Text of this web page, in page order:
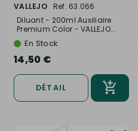
VALLEJO
Ref. 63.066
Diluant - 200ml Auxiliaire
Premium Color - VALLEJO...
En Stock
14,50 €
DÉTAIL